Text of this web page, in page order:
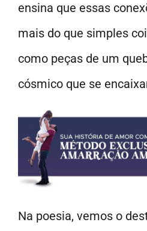
ensina que essas
mais do que simples
como peças de um
cósmico que se
Na poesia, vemos o